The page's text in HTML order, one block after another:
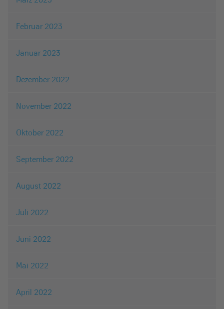
Februar 2023
Januar 2023
Dezember 2022
November 2022
Oktober 2022
September 2022
August 2022
Juli 2022
Juni 2022
Mai 2022
April 2022